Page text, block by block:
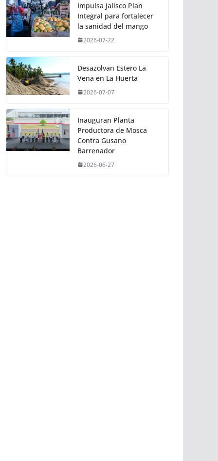
Impulsa Jalisco Plan
Integral para fortalecer
la sanidad del mango
2026-07-22
Desazolvan Estero La
Vena en La Huerta
2026-07-07
Inauguran Planta
Productora de Mosca
Contra Gusano
Barrenador
2026-06-27